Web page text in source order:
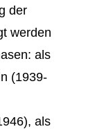
der
werden
als
(1939-
als